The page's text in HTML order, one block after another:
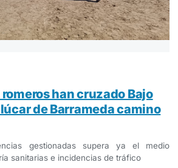
han cruzado Bajo
de Barrameda camino
gestionadas supera ya el medio
sanitarias e incidencias de tráfico